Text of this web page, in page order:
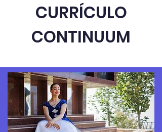
CURRÍCULO
CONTINUUM